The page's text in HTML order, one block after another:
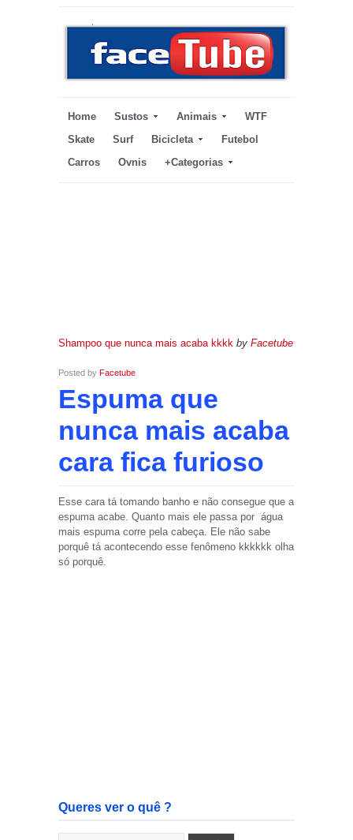
Home Sustos Animais
WTF
Skate
Surf Bicicleta
Futebol
Carros
Ovnis +Categorias
Shampoo que nunca mais acaba kkkk by Facetube
Posted by Facetube
Espuma que
nunca mais acaba
cara fica furioso
Esse cara tá tomando banho e não consegue que a
espuma acabe. Quanto mais ele passa por água
mais espuma corre pela cabeça. Ele não sabe
porquê tá acontecendo esse fenômeno kkkkkk olha
só porquê.
Queres ver o quê ?